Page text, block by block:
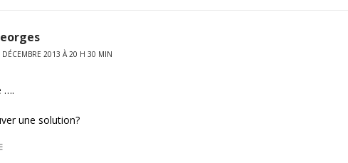
DÉCEMBRE 2013 À 20 H 30 MIN
….
une solution?